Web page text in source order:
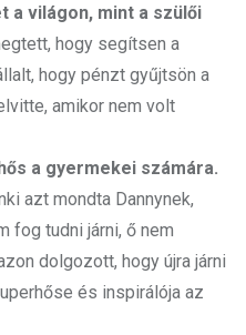
a világon, mint a szülői
hogy segítsen a
hogy pénzt gyűjtsön a
amikor nem volt
a gyermekei számára.
azt mondta Dannynek,
fog tudni járni, ő nem
dolgozott, hogy újra járni
és inspirálója az